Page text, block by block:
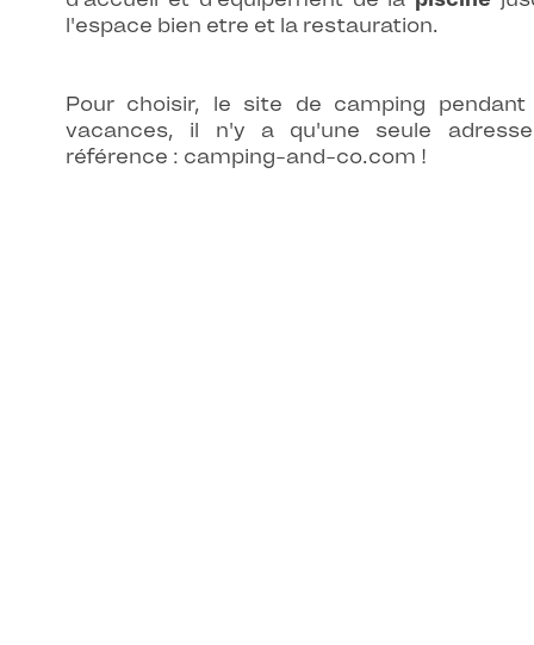
l'espace bien etre et la restauration.
Pour choisir, le site de camping pendant
vacances, il n'y a qu'une seule
référence : camping-and-co.com !